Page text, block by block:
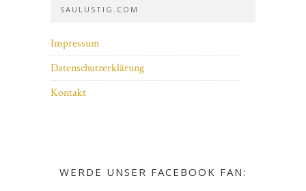
SAULUSTIG.COM
Impressum
Datenschutzerklärung
Kontakt
WERDE UNSER FACEBOOK FAN: